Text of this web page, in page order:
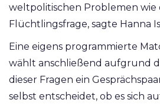
weltpolitischen Problemen wie
Flüchtlingsfrage, sagte Hanna
Eine eigens programmierte
wählt anschließend aufgrund
dieser Fragen ein
selbst entscheidet, ob es sich